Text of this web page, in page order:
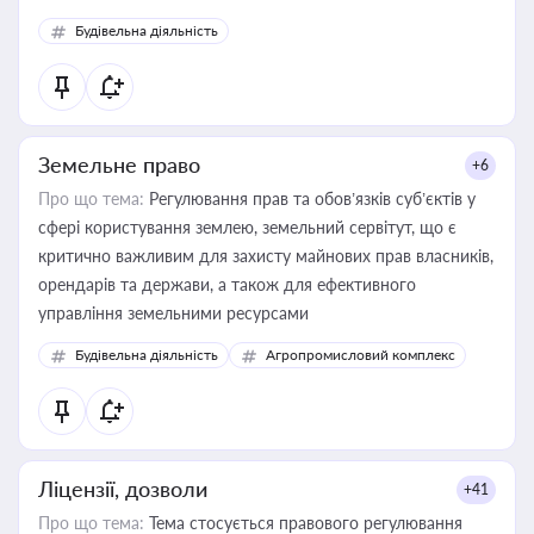
Будівельна діяльність
Земельне право +6
Про що тема: Регулювання прав та обов’язків суб’єктів у
сфері користування землею, земельний сервітут, що є
критично важливим для захисту майнових прав власників,
орендарів та держави, а також для ефективного
управління земельними ресурсами
Будівельна діяльність Агропромисловий комплекс
Ліцензії, дозволи +41
Про що тема: Тема стосується правового регулювання